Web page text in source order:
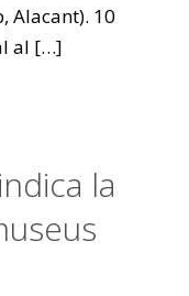
Alacant). 10
al […]
la